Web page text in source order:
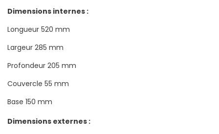
Dimensions internes :
Longueur 520 mm
Largeur 285 mm
Profondeur 205 mm
Couvercle 55 mm
Base 150 mm
Dimensions externes :